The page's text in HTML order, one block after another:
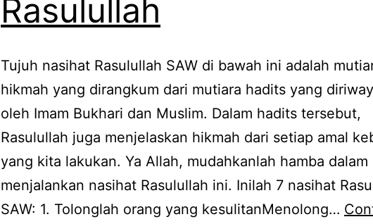
Rasulullah
Tujuh nasihat Rasulullah SAW di bawah ini adalah
hikmah yang dirangkum dari mutiara hadits yang
oleh Imam Bukhari dan Muslim. Dalam hadits tersebut,
Rasulullah juga menjelaskan hikmah dari setiap amal
yang kita lakukan. Ya Allah, mudahkanlah hamba dalam
menjalankan nasihat Rasulullah ini. Inilah 7 nasihat
SAW: 1. Tolonglah orang yang kesulitanMenolong…